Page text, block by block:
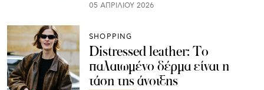
05 ΑΠΡΙΛΊΟΥ 2026
SHOPPING
Distressed leather: Το
παλαιωμένο δέρμα είναι η
τάση της άνοιξης